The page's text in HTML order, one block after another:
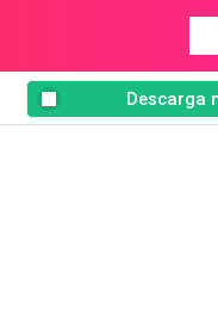
Descarga